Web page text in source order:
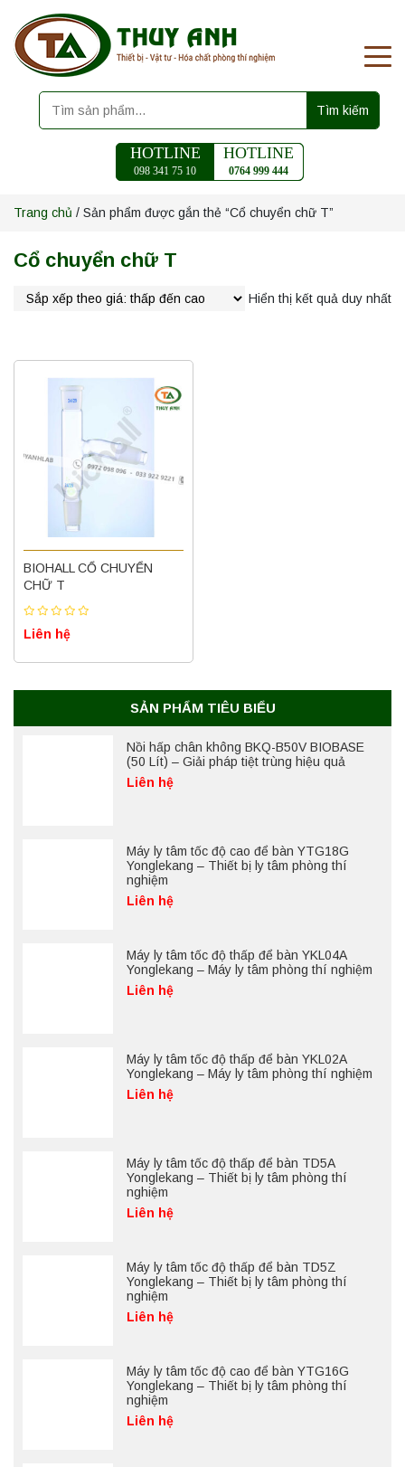
Tìm kiếm
HOTLINE
098 341 75 10
HOTLINE
0764 999 444
Trang chủ / Sản phẩm được gắn thẻ “Cổ chuyển chữ T”
Cổ chuyển chữ T
Hiển thị kết quả duy nhất
BIOHALL CỔ CHUYỂN
CHỮ T
Liên hệ
SẢN PHẨM TIÊU BIỂU
Nồi hấp chân không BKQ-B50V BIOBASE
(50 Lít) – Giải pháp tiệt trùng hiệu quả
Liên hệ
Máy ly tâm tốc độ cao để bàn YTG18G
Yonglekang – Thiết bị ly tâm phòng thí
nghiệm
Liên hệ
Máy ly tâm tốc độ thấp để bàn YKL04A
Yonglekang – Máy ly tâm phòng thí nghiệm
Liên hệ
Máy ly tâm tốc độ thấp để bàn YKL02A
Yonglekang – Máy ly tâm phòng thí nghiệm
Liên hệ
Máy ly tâm tốc độ thấp để bàn TD5A
Yonglekang – Thiết bị ly tâm phòng thí
nghiệm
Liên hệ
Máy ly tâm tốc độ thấp để bàn TD5Z
Yonglekang – Thiết bị ly tâm phòng thí
nghiệm
Liên hệ
Máy ly tâm tốc độ cao để bàn YTG16G
Yonglekang – Thiết bị ly tâm phòng thí
nghiệm
Liên hệ